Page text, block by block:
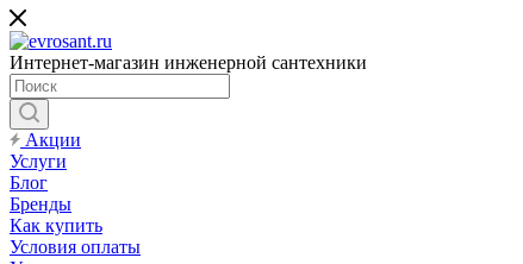
Интернет-магазин инженерной сантехники
Акции
Услуги
Блог
Бренды
Как купить
Условия оплаты